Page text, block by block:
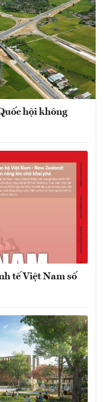
hội không
tế Việt Nam số